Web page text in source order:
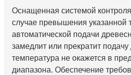
Оснащенная системой
случае превышения
автоматической подачи
замедлит или прекратит подачу
температура не окажется в
диапазона. Обеспечение